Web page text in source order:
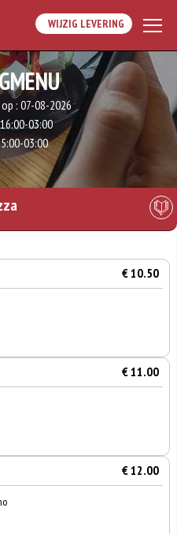
WIJZIG LEVERING
:07-08-2026
16:00-03:00
03:00
€ 10.50
€ 11.00
€ 12.00